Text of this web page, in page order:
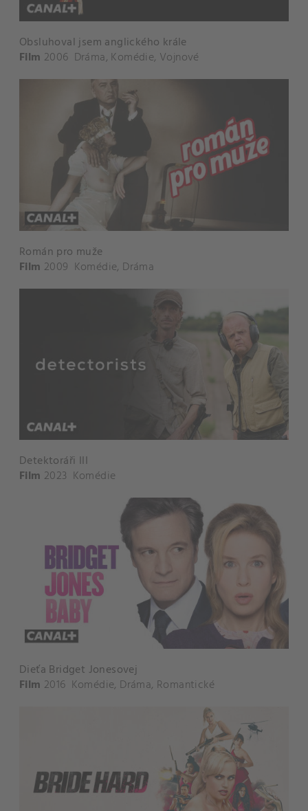
Obsluhoval jsem anglického krále
Film 2006 Dráma, Komédie, Vojnové
Román pro muže
Film 2009 Komédie, Dráma
Detektoráři III
Film 2023 Komédie
Dieťa Bridget Jonesovej
Film 2016 Komédie, Dráma, Romantické